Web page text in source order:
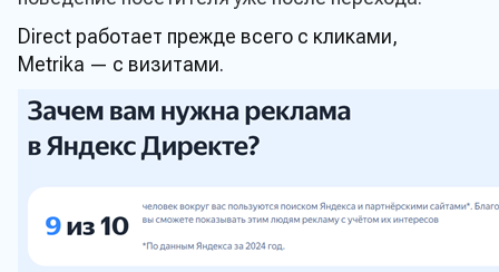
Direct работает прежде всего с кликами,
Metrika — с визитами.